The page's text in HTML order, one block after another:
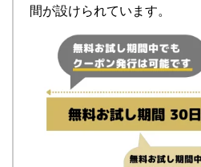
間が設けられています。